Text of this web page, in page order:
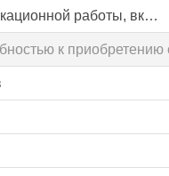
Защита выпускной квалификационной работы, включая подготовку к процедуре защиты и процедуру защиты
к